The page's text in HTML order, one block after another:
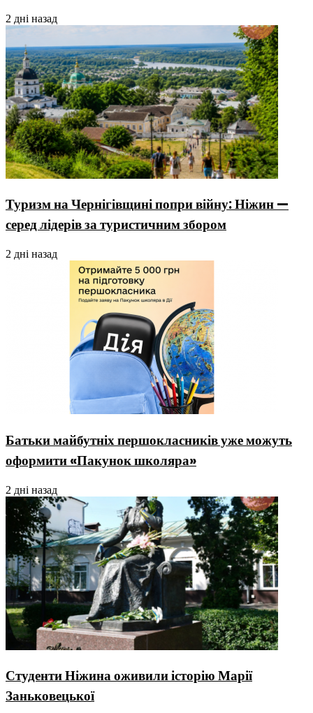
2 дні назад
Туризм на Чернігівщині попри війну: Ніжин —
серед лідерів за туристичним збором
2 дні назад
Батьки майбутніх першокласників уже можуть
оформити «Пакунок школяра»
2 дні назад
Студенти Ніжина оживили історію Марії
Заньковецької